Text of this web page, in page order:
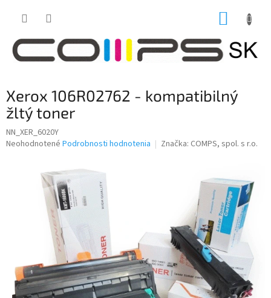
Xerox 106R02762 - kompatibilný
žltý toner
NN_XER_6020Y
Priemerné
Neohodnotené Podrobnosti hodnotenia Značka: COMPS, spol. s r.o.